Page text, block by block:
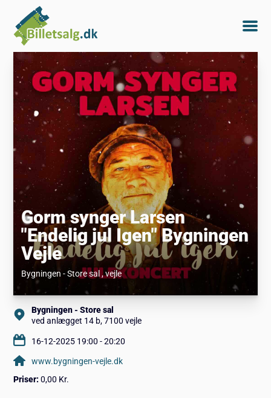
Gorm synger Larsen
"Endelig jul Igen" Bygningen
Vejle
Bygningen - Store sal , vejle
Bygningen - Store sal
ved anlægget 14 b, 7100 vejle
16-12-2025 19:00 - 20:20
www.bygningen-vejle.dk
Priser: 0,00 Kr.